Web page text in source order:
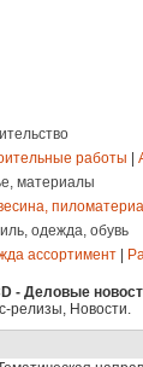
работы
материалы
одежда, обувь
ассортимент
- Деловые
релизы, Новости.